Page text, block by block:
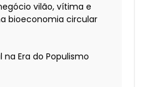
vilão, vítima e
bioeconomia circular
Era do Populismo